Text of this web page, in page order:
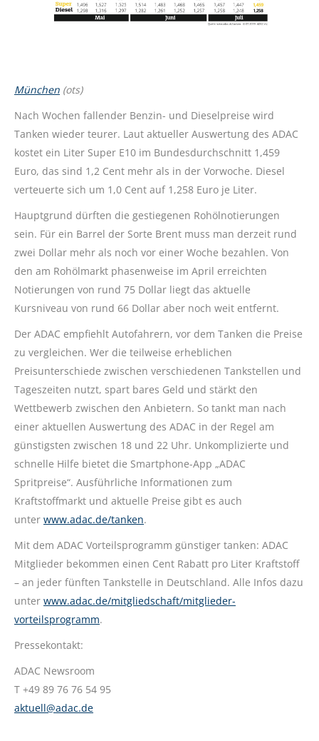
München (ots)
Nach Wochen fallender Benzin- und Dieselpreise wird
Tanken wieder teurer. Laut aktueller Auswertung des ADAC
kostet ein Liter Super E10 im Bundesdurchschnitt 1,459
Euro, das sind 1,2 Cent mehr als in der Vorwoche. Diesel
verteuerte sich um 1,0 Cent auf 1,258 Euro je Liter.
Hauptgrund dürften die gestiegenen Rohölnotierungen
sein. Für ein Barrel der Sorte Brent muss man derzeit rund
zwei Dollar mehr als noch vor einer Woche bezahlen. Von
den am Rohölmarkt phasenweise im April erreichten
Notierungen von rund 75 Dollar liegt das aktuelle
Kursniveau von rund 66 Dollar aber noch weit entfernt.
Der ADAC empfiehlt Autofahrern, vor dem Tanken die Preise
zu vergleichen. Wer die teilweise erheblichen
Preisunterschiede zwischen verschiedenen Tankstellen und
Tageszeiten nutzt, spart bares Geld und stärkt den
Wettbewerb zwischen den Anbietern. So tankt man nach
einer aktuellen Auswertung des ADAC in der Regel am
günstigsten zwischen 18 und 22 Uhr. Unkomplizierte und
schnelle Hilfe bietet die Smartphone-App „ADAC
Spritpreise“. Ausführliche Informationen zum
Kraftstoffmarkt und aktuelle Preise gibt es auch
unter www.adac.de/tanken.
Mit dem ADAC Vorteilsprogramm günstiger tanken: ADAC
Mitglieder bekommen einen Cent Rabatt pro Liter Kraftstoff
– an jeder fünften Tankstelle in Deutschland. Alle Infos dazu
unter www.adac.de/mitgliedschaft/mitglieder-
vorteilsprogramm.
Pressekontakt:
ADAC Newsroom
T +49 89 76 76 54 95
aktuell@adac.de